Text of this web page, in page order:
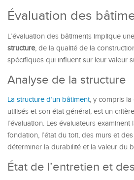
Évaluation des
L’évaluation des bâtiments implique une
structure, de la qualité de la
spécifiques qui influent sur leur valeur
Analyse de la structure
La structure d’un bâtiment, y compris la
utilisés et son état général, est un
l’évaluation. Les évaluateurs examinent
fondation, l’état du toit, des murs et
déterminer la durabilité et la valeur du
État de l’entretien et